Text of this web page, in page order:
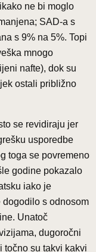
ne bi moglo
SAD-a s
s 9% na 5%. Topi
mnogo
nafte), dok su
ostali približno
se revidiraju jer
usporedbe
toga se povremeno
godine pokazalo
iako je
s odnosom
Unatoč
dugoročni
točno su takvi kakvi